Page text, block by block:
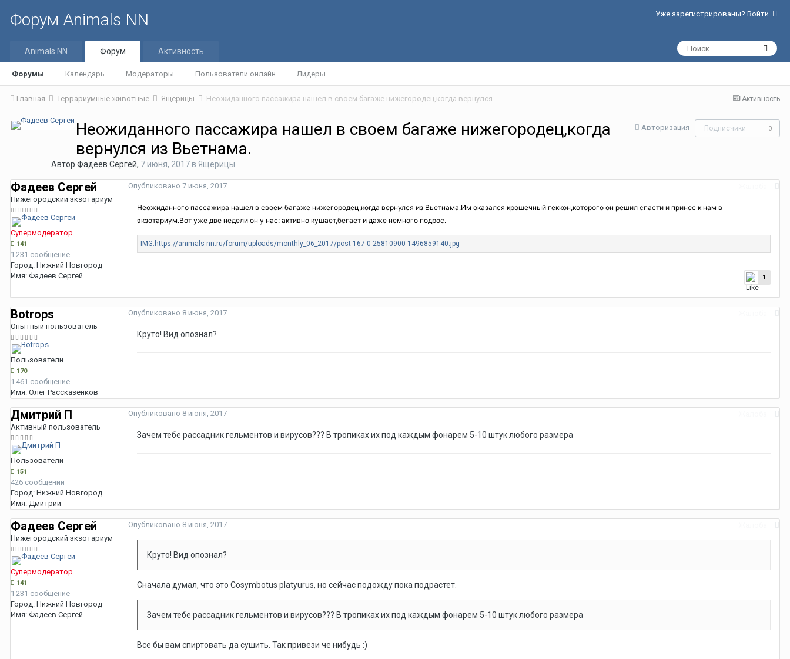
Форум Animals NN Уже зарегистрированы? Войти
Animals NN Форум
Форумы Календарь Модераторы Пользователи онлайн Лидеры
Активность
Активность
Главная Террариумные животные Ящерицы Неожиданного пассажира нашел в своем багаже нижегородец,когда вернулся из Вьетнама.
Авторизация Подписчики 0
Неожиданного пассажира нашел в своем багаже нижегородец,когда
вернулся из Вьетнама.
Автор Фадеев Сергей, 7 июня, 2017в Ящерицы
Фадеев Сергей
Нижегородский экзотариум
Супермодератор
141
1 231 сообщение
Город: Нижний Новгород
Имя: Фадеев Сергей
Опубликовано 7 июня, 2017
Неожиданного пассажира нашел в своем багаже нижегородец,когда вернулся из Вьетнама.Им оказался крошечный геккон,которого он решил спасти и принес к нам в
экзотариум.Вот уже две недели он у нас: активно кушает,бегает и даже немного подрос.
1
Botrops
Опытный пользователь
Пользователи
170
1 461 сообщение
Имя: Олег Рассказенков
Опубликовано 8 июня, 2017
Круто! Вид опознал?
Дмитрий П
Активный пользователь
Пользователи
151
426 сообщений
Город: Нижний Новгород
Имя: Дмитрий
Опубликовано 8 июня, 2017
Зачем тебе рассадник гельментов и вирусов??? В тропиках их под каждым фонарем 5-10 штук любого размера
Фадеев Сергей
Нижегородский экзотариум
Супермодератор
141
1 231 сообщение
Город: Нижний Новгород
Имя: Фадеев Сергей
Опубликовано 8 июня, 2017
Круто! Вид опознал?
Сначала думал, что это Cosymbotus platyurus, но сейчас подожду пока подрастет.
Зачем тебе рассадник гельментов и вирусов??? В тропиках их под каждым фонарем 5-10 штук любого размера
Все бы вам спиртовать да сушить. Так привези че нибудь :)